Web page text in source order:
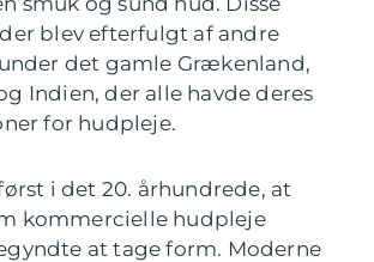
blev efterfulgt af andre
det gamle Grækenland,
Indien, der alle havde deres
for hudpleje.
i det 20. århundrede, at
kommercielle hudpleje
at tage form. Moderne